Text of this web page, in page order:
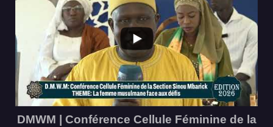
DMWM | Conférence Cellule Féminine de la